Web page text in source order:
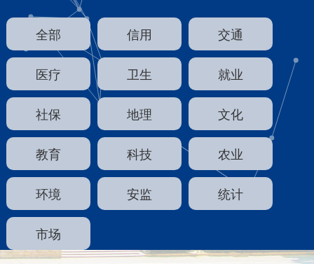
全部 信用 交通
医疗 卫生 就业
社保 地理 文化
教育 科技 农业
环境 安监 统计
市场